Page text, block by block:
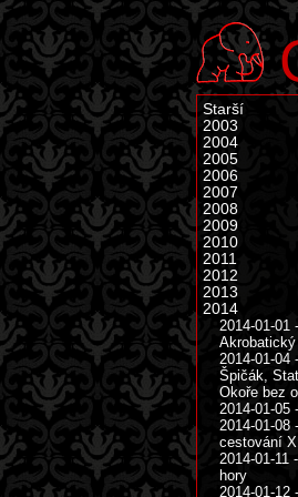
Starší
2003
2004
2005
2006
2007
2008
2009
2010
2011
2012
2013
2014
2014-01-01
2014-01-04
Špičák,
Okoře bez
2014-01-05
2014-01-08
cestování
2014-01-11
hory
2014-01-12